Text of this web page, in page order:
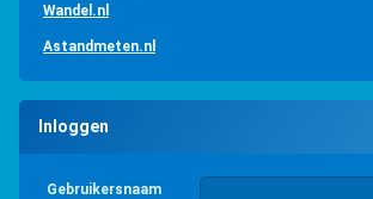
Wandel.nl
Astandmeten.nl
Inloggen
Gebruikersnaam